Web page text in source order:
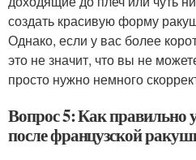
создать красивую форму
Однако, если у вас более
это не значит, что вы не
просто нужно немного
Вопрос 5: Как правильно
после французской